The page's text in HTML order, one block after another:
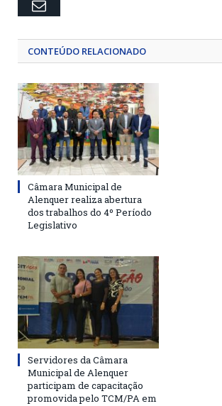
Email
CONTEÚDO RELACIONADO
Câmara Municipal de
Alenquer realiza abertura
dos trabalhos do 4º Período
Legislativo
Servidores da Câmara
Municipal de Alenquer
participam de capacitação
promovida pelo TCM/PA em